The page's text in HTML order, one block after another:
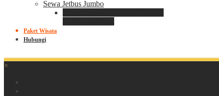
Sewa Jetbus Jumbo
Paket Wisata
Hubungi
×